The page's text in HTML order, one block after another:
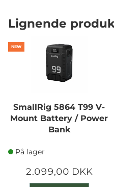
Lignende
NEW
SmallRig 5864 T99 V-
Mount Battery / Power
Bank
På lager
2.099,00 DKK